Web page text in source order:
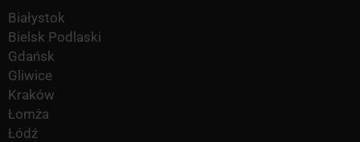
Białystok
Bielsk Podlaski
Gdańsk
Gliwice
Kraków
Łomża
Łódź